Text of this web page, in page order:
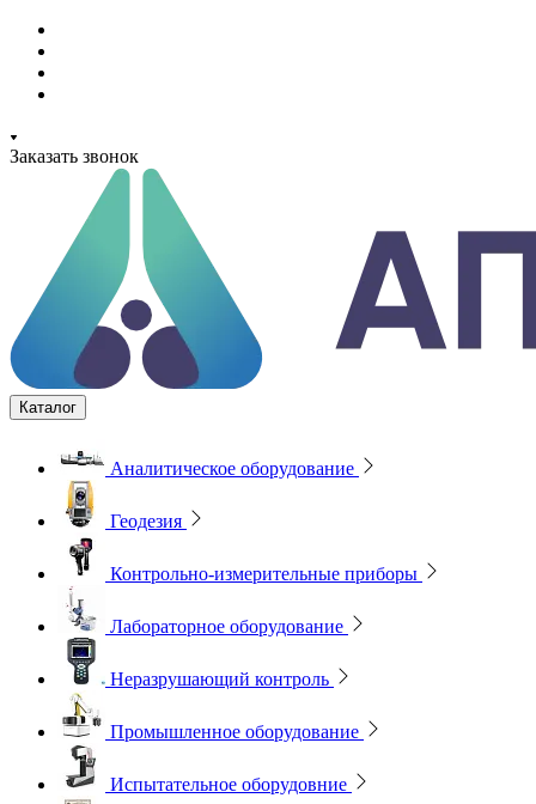
Заказать звонок
Каталог
Аналитическое оборудование
Геодезия
Контрольно-измерительные приборы
Лабораторное оборудование
Неразрушающий контроль
Промышленное оборудование
Испытательное оборудовние